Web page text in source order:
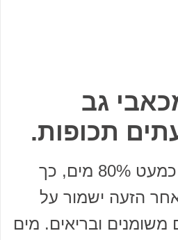
גב
תכופות.
הסחוס בגוף מכיל כמעט 80% מים, כך
הזעה ישמור על
ובריאים. מים